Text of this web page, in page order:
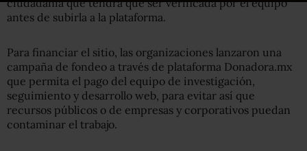
antes de subirla a la plataforma.
Para financiar el sitio, las organizaciones lanzaron una
campaña de fondeo a través de plataforma Donadora.mx
que permita el pago del equipo de investigación,
seguimiento y desarrollo web, para evitar así que
recursos públicos o de empresas y corporativos puedan
contaminar el trabajo.